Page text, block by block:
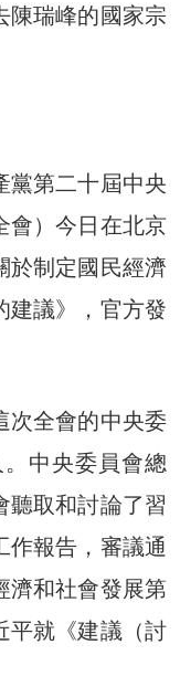
陳瑞峰的國家宗
黨第二十屆中央
會）今日在北京
於制定國民經濟
建議》，官方發
次全會的中央委
中央委員會總
聽取和討論了習
作報告，審議通
濟和社會發展第
平就《建議（討